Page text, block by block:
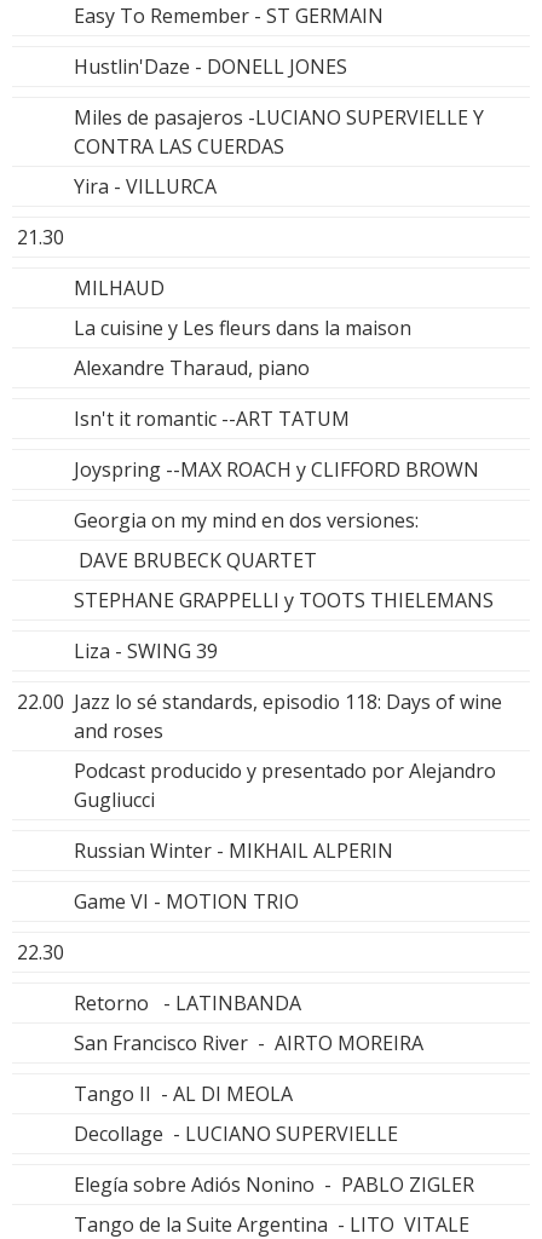
Easy To Remember - ST GERMAIN
Hustlin'Daze - DONELL JONES
Miles de pasajeros -LUCIANO SUPERVIELLE Y
CONTRA LAS CUERDAS
Yira - VILLURCA
21.30
MILHAUD
La cuisine y Les fleurs dans la maison
Alexandre Tharaud, piano
Isn't it romantic --ART TATUM
Joyspring --MAX ROACH y CLIFFORD BROWN
Georgia on my mind en dos versiones:
DAVE BRUBECK QUARTET
STEPHANE GRAPPELLI y TOOTS THIELEMANS
Liza - SWING 39
22.00 Jazz lo sé standards, episodio 118: Days of wine
and roses
Podcast producido y presentado por Alejandro
Gugliucci
Russian Winter - MIKHAIL ALPERIN
Game VI - MOTION TRIO
22.30
Retorno - LATINBANDA
San Francisco River - AIRTO MOREIRA
Tango II - AL DI MEOLA
Decollage - LUCIANO SUPERVIELLE
Elegía sobre Adiós Nonino - PABLO ZIGLER
Tango de la Suite Argentina - LITO VITALE